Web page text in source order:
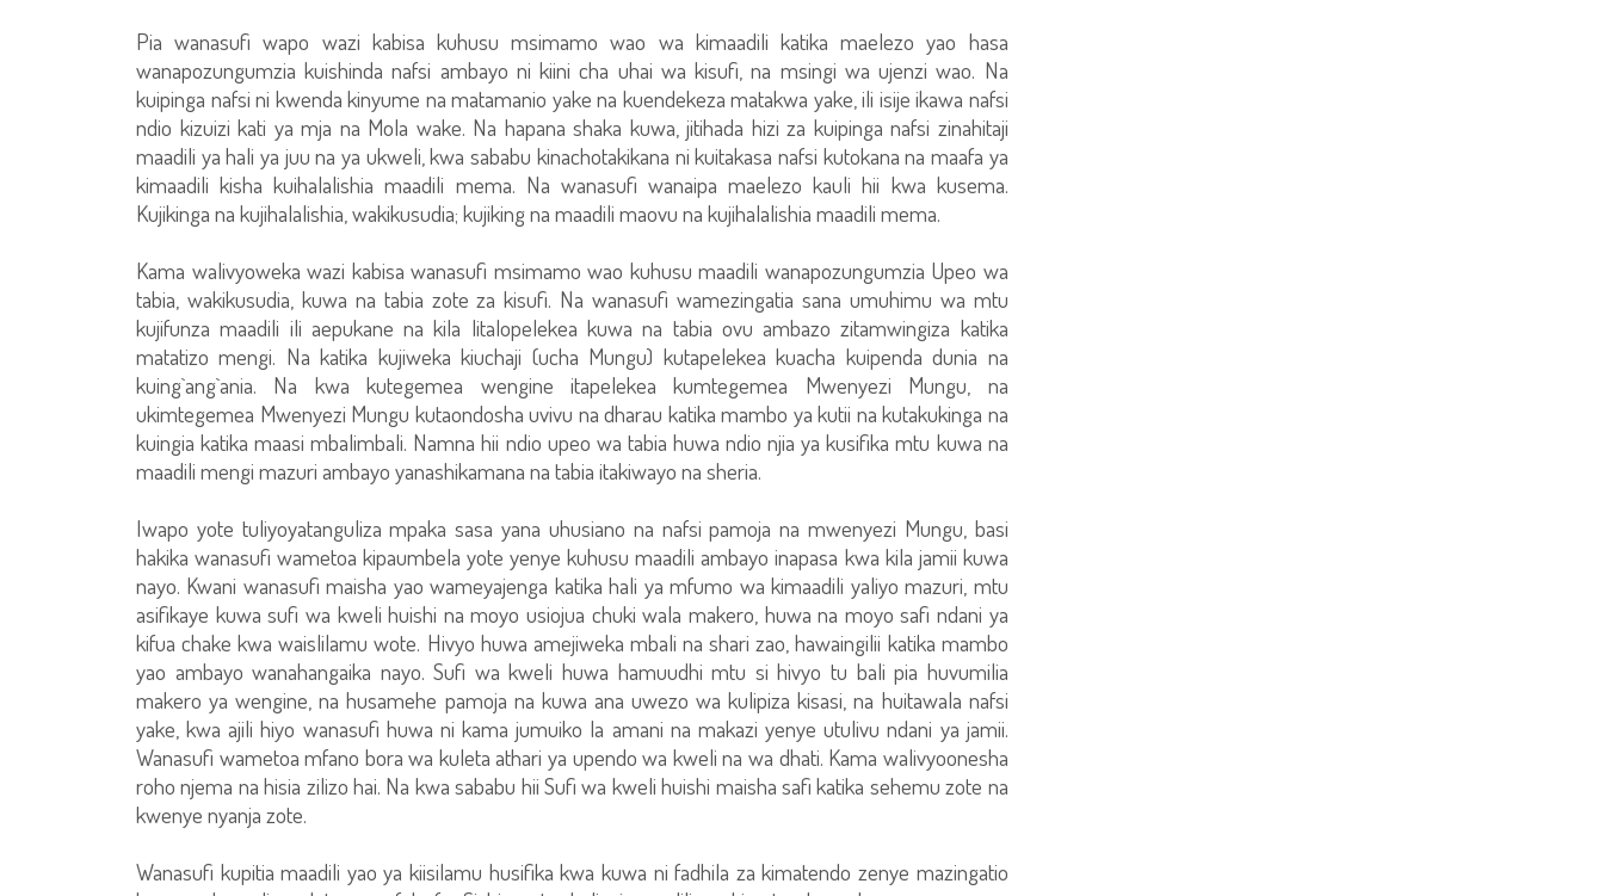
Pia wanasufi wapo wazi kabisa kuhusu msimamo wao wa kimaadili katika maelezo yao hasa
wanapozungumzia kuishinda nafsi ambayo ni kiini cha uhai wa kisufi, na msingi wa ujenzi wao. Na
kuipinga nafsi ni kwenda kinyume na matamanio yake na kuendekeza matakwa yake, ili isije ikawa nafsi
ndio kizuizi kati ya mja na Mola wake. Na hapana shaka kuwa, jitihada hizi za kuipinga nafsi zinahitaji
maadili ya hali ya juu na ya ukweli, kwa sababu kinachotakikana ni kuitakasa nafsi kutokana na maafa ya
kimaadili kisha kuihalalishia maadili mema. Na wanasufi wanaipa maelezo kauli hii kwa kusema.
Kujikinga na kujihalalishia, wakikusudia; kujiking na maadili maovu na kujihalalishia maadili mema.
Kama walivyoweka wazi kabisa wanasufi msimamo wao kuhusu maadili wanapozungumzia Upeo wa
tabia, wakikusudia, kuwa na tabia zote za kisufi. Na wanasufi wamezingatia sana umuhimu wa mtu
kujifunza maadili ili aepukane na kila litalopelekea kuwa na tabia ovu ambazo zitamwingiza katika
matatizo mengi. Na katika kujiweka kiuchaji (ucha Mungu) kutapelekea kuacha kuipenda dunia na
kuing`ang`ania. Na kwa kutegemea wengine itapelekea kumtegemea Mwenyezi Mungu, na
ukimtegemea Mwenyezi Mungu kutaondosha uvivu na dharau katika mambo ya kutii na kutakukinga na
kuingia katika maasi mbalimbali. Namna hii ndio upeo wa tabia huwa ndio njia ya kusifika mtu kuwa na
maadili mengi mazuri ambayo yanashikamana na tabia itakiwayo na sheria.
Iwapo yote tuliyoyatanguliza mpaka sasa yana uhusiano na nafsi pamoja na mwenyezi Mungu, basi
hakika wanasufi wametoa kipaumbela yote yenye kuhusu maadili ambayo inapasa kwa kila jamii kuwa
nayo. Kwani wanasufi maisha yao wameyajenga katika hali ya mfumo wa kimaadili yaliyo mazuri, mtu
asifikaye kuwa sufi wa kweli huishi na moyo usiojua chuki wala makero, huwa na moyo safi ndani ya
kifua chake kwa waislilamu wote. Hivyo huwa amejiweka mbali na shari zao, hawaingilii katika mambo
yao ambayo wanahangaika nayo. Sufi wa kweli huwa hamuudhi mtu si hivyo tu bali pia huvumilia
makero ya wengine, na husamehe pamoja na kuwa ana uwezo wa kulipiza kisasi, na huitawala nafsi
yake, kwa ajili hiyo wanasufi huwa ni kama jumuiko la amani na makazi yenye utulivu ndani ya jamii.
Wanasufi wametoa mfano bora wa kuleta athari ya upendo wa kweli na wa dhati. Kama walivyoonesha
roho njema na hisia zilizo hai. Na kwa sababu hii Sufi wa kweli huishi maisha safi katika sehemu zote na
kwenye nyanja zote.
Wanasufi kupitia maadili yao ya kiisilamu husifika kwa kuwa ni fadhila za kimatendo zenye mazingatio